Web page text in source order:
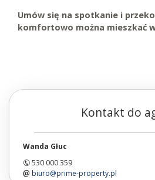
Kontakt do
Wanda Głuc
530 000 359
biuro@prime-property.pl
Umów się na spotkanie i
komfortowo można mieszkać